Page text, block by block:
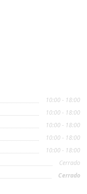
10:00 - 18:00
10:00 - 18:00
10:00 - 18:00
10:00 - 18:00
10:00 - 18:00
Cerrado
Cerrado